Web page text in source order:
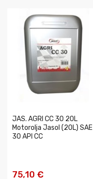
JAS. AGRI CC 30 20L
Motorolja Jasol (20L) SAE
30 API CC
75,10 €